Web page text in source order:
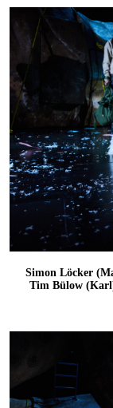
Simon Löcker
Tim Bülow